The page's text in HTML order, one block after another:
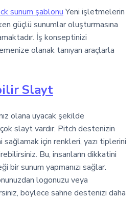
sunum şablonuYeni işletmelerin
güçlü sunumlar oluşturmasına
İş konseptinizi
olanak tanıyan araçlarla
Slayt
olana uyacak şekilde
slayt vardır. Pitch destenizin
sağlamak için renkleri, yazı tiplerini
Bu, insanların dikkatini
bir sunum yapmanızı sağlar.
logonuzu veya
böylece sahne destenizi daha